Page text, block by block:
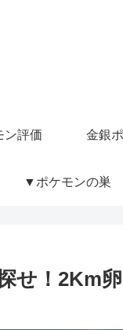
ン評価 金銀
▼ポケモンの巣
せ！2Km